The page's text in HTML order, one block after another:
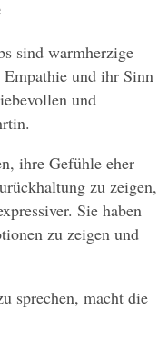
sind warmherzige
und ihr Sinn
und
ihre Gefühle eher
zu zeigen,
Sie haben
zu zeigen und
sprechen, macht die